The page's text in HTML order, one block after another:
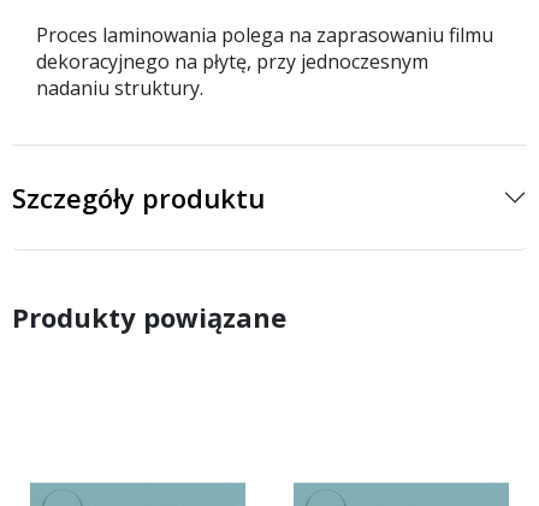
Proces laminowania polega na zaprasowaniu filmu
dekoracyjnego na płytę, przy jednoczesnym
nadaniu struktury.
Szczegóły produktu
Produkty powiązane